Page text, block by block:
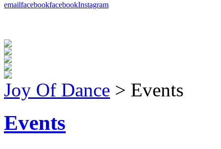
emailfacebookfacebookInstagram
Joy Of Dance > Events
Events